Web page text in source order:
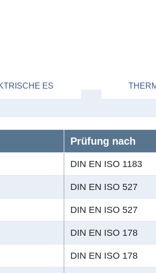
ES
Prüfung nach
DIN EN ISO 1183
DIN EN ISO 527
DIN EN ISO 527
DIN EN ISO 178
DIN EN ISO 178